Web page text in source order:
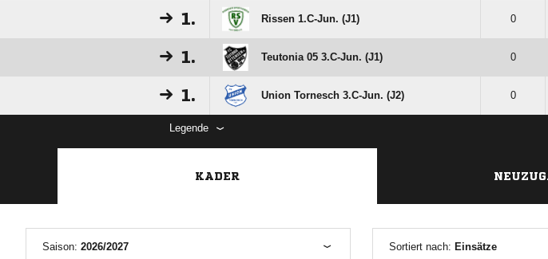
1. Rissen 1.C-Jun. (J1) 0
1. Teutonia 05 3.C-Jun. (J1) 0
1. Union Tornesch 3.C-Jun. (J2) 0
Legende
KADER
Saison: 2026/2027 Sortiert nach: Einsätze